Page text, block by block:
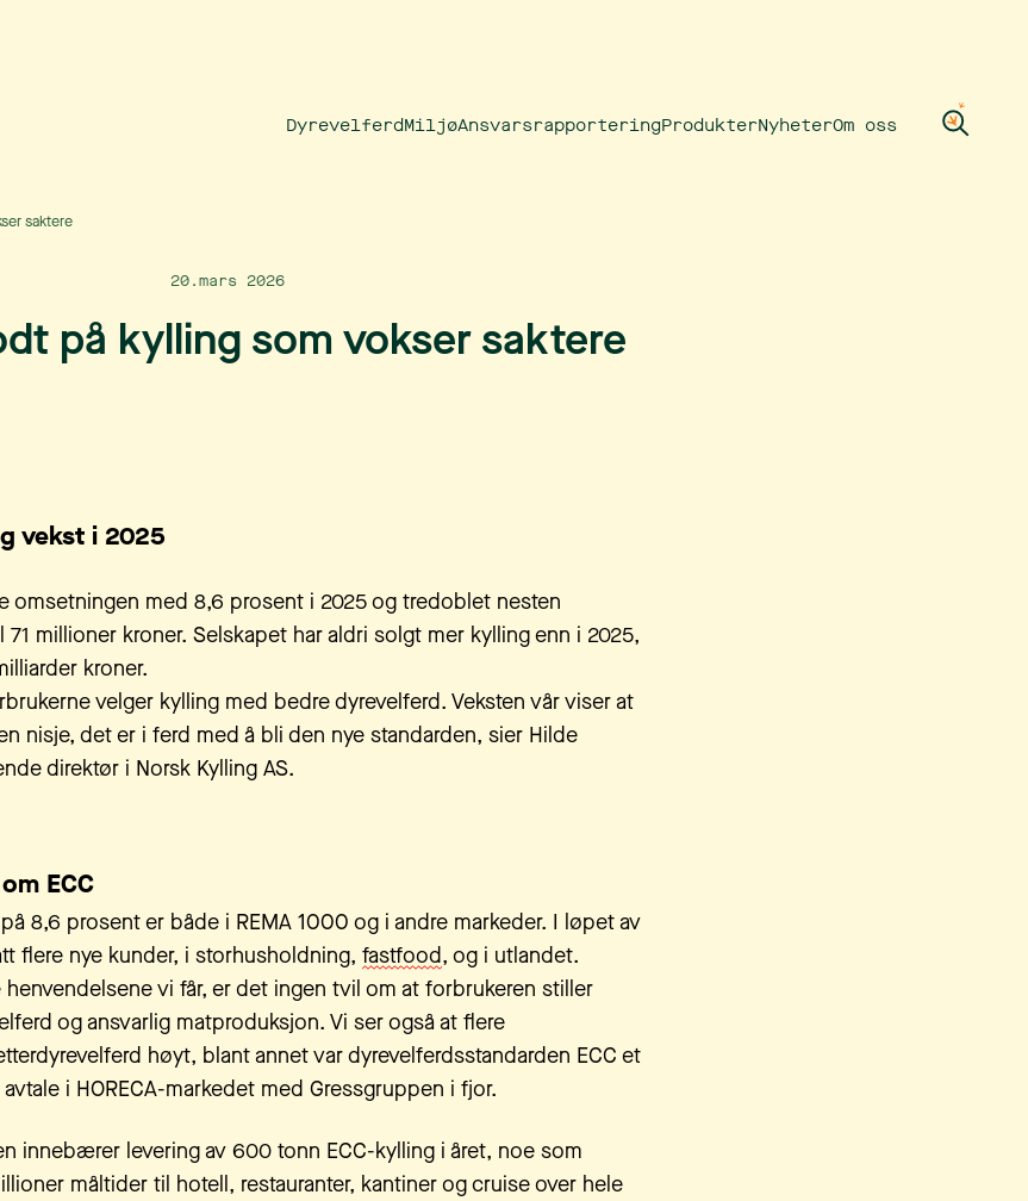
DyrevelferdMiljøAnsvarsrapporteringProdukterNyheterOm oss
saktere
20.mars 2026
på kylling som vokser saktere
vekst i 2025
omsetningen med 8,6 prosent i 2025 og tredoblet nesten
millioner kroner. Selskapet har aldri solgt mer kylling enn i 2025,
kroner.
velger kylling med bedre dyrevelferd. Veksten vår viser at
nisje, det er i ferd med å bli den nye standarden, sier Hilde
direktør i Norsk Kylling AS.
ECC
8,6 prosent er både i REMA 1000 og i andre markeder. I løpet av
flere nye kunder, i storhusholdning, fastfood, og i utlandet.
henvendelsene vi får, er det ingen tvil om at forbrukeren stiller
og ansvarlig matproduksjon. Vi ser også at flere
høyt, blant annet var dyrevelferdsstandarden ECC et
i HORECA-markedet med Gressgruppen i fjor.
innebærer levering av 600 tonn ECC-kylling i året, noe som
måltider til hotell, restauranter, kantiner og cruise over hele